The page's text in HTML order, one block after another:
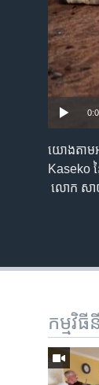
យោង​តាម​
Kaseko
លោក សា
កម្មវិ